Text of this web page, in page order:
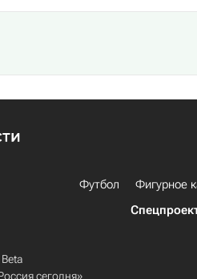
Футбол Фигурное
сегодня»